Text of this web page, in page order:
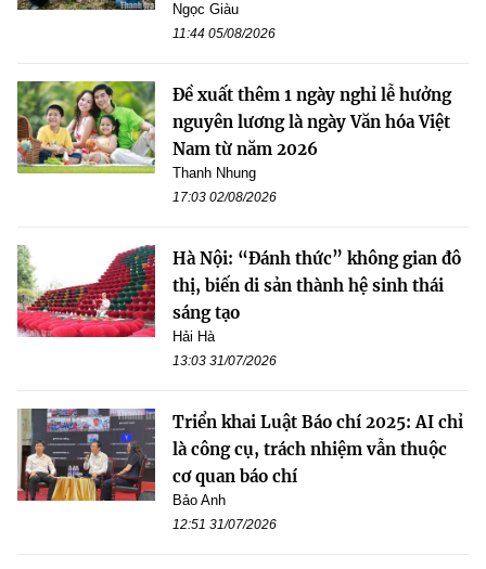
Ngọc Giàu
11:44 05/08/2026
Đề xuất thêm 1 ngày nghỉ lễ hưởng
nguyên lương là ngày Văn hóa Việt
Nam từ năm 2026
Thanh Nhung
17:03 02/08/2026
Hà Nội: “Đánh thức” không gian đô
thị, biến di sản thành hệ sinh thái
sáng tạo
Hải Hà
13:03 31/07/2026
Triển khai Luật Báo chí 2025: AI chỉ
là công cụ, trách nhiệm vẫn thuộc
cơ quan báo chí
Bảo Anh
12:51 31/07/2026